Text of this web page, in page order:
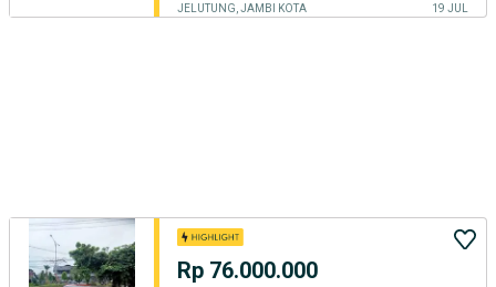
JELUTUNG, JAMBI KOTA 19 JUL
Rp 76.000.000